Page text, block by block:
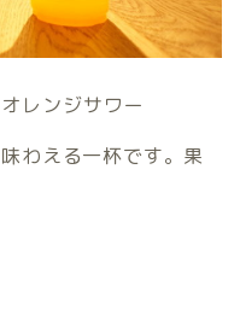
レンジサワー
わえる一杯です。果